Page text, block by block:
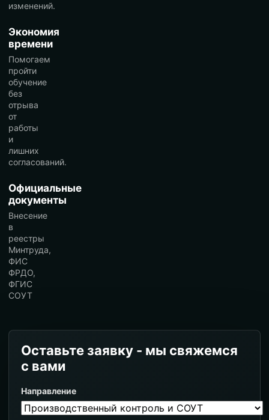
изменений.
Экономия
времени
Помогаем
пройти
обучение
без
отрыва
от
работы
и
лишних
согласований.
Официальные
документы
Внесение
в
реестры
Минтруда,
ФИС
ФРДО,
ФГИС
СОУТ
Оставьте заявку - мы свяжемся
с вами
Направление